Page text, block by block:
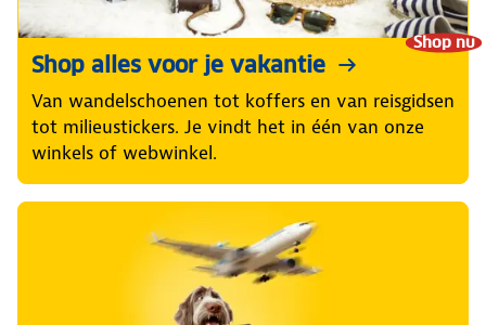
Shop nu
Shop alles voor je vakantie
Van wandelschoenen tot koffers en van reisgidsen
tot milieustickers. Je vindt het in één van onze
winkels of webwinkel.